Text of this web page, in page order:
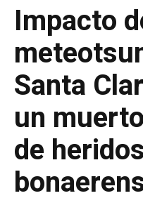
Impacto
Santa
un
de